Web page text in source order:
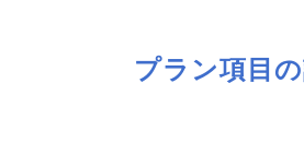
プラン項目